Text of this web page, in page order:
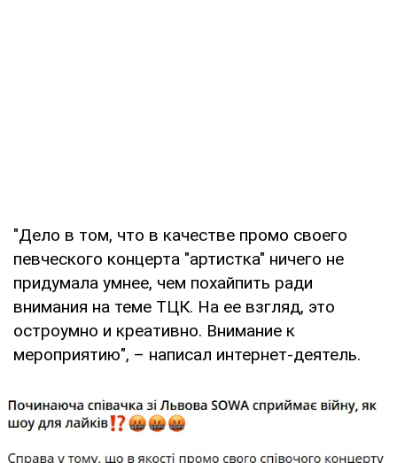
"Дело в том, что в качестве промо своего
певческого концерта "артистка" ничего не
придумала умнее, чем похайпить ради
внимания на теме ТЦК. На ее взгляд, это
остроумно и креативно. Внимание к
мероприятию", – написал интернет-деятель.